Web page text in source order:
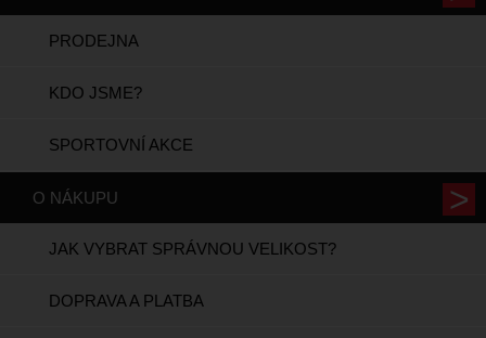
PRODEJNA
KDO JSME?
SPORTOVNÍ AKCE
O NÁKUPU
JAK VYBRAT SPRÁVNOU VELIKOST?
DOPRAVA A PLATBA